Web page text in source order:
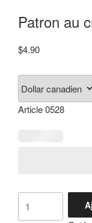
Patron au
$4.90
Article 0528